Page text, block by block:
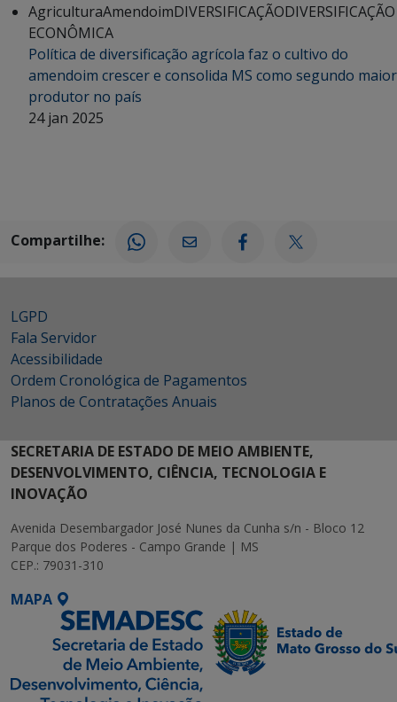
AgriculturaAmendoimDIVERSIFICAÇÃODIVERSIFICAÇÃO
ECONÔMICA
Política de diversificação agrícola faz o cultivo do
amendoim crescer e consolida MS como segundo maior
produtor no país
24 jan 2025
Compartilhe:
LGPD
Fala Servidor
Acessibilidade
Ordem Cronológica de Pagamentos
Planos de Contratações Anuais
SECRETARIA DE ESTADO DE MEIO AMBIENTE,
DESENVOLVIMENTO, CIÊNCIA, TECNOLOGIA E
INOVAÇÃO
Avenida Desembargador José Nunes da Cunha s/n - Bloco 12
Parque dos Poderes - Campo Grande | MS
CEP.: 79031-310
MAPA